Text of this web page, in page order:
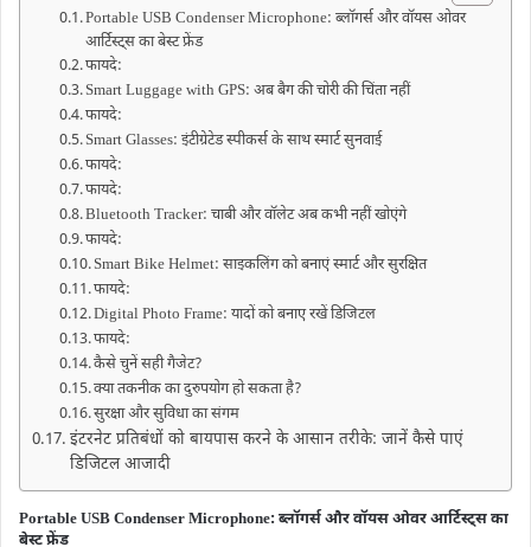
Portable USB Condenser Microphone: ब्लॉगर्स और वॉयस ओवर
आर्टिस्ट्स का बेस्ट फ्रेंड
फायदे:
Smart Luggage with GPS: अब बैग की चोरी की चिंता नहीं
फायदे:
Smart Glasses: इंटीग्रेटेड स्पीकर्स के साथ स्मार्ट सुनवाई
फायदे:
फायदे:
Bluetooth Tracker: चाबी और वॉलेट अब कभी नहीं खोएंगे
फायदे:
Smart Bike Helmet: साइकलिंग को बनाएं स्मार्ट और सुरक्षित
फायदे:
Digital Photo Frame: यादों को बनाए रखें डिजिटल
फायदे:
कैसे चुनें सही गैजेट?
क्या तकनीक का दुरुपयोग हो सकता है?
सुरक्षा और सुविधा का संगम
इंटरनेट प्रतिबंधों को बायपास करने के आसान तरीके: जानें कैसे पाएं
डिजिटल आजादी
Portable USB Condenser Microphone: ब्लॉगर्स और वॉयस ओवर आर्टिस्ट्स का
बेस्ट फ्रेंड